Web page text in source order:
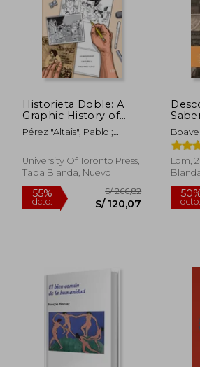
S/ 87,22
Historieta Doble: A
Graphic History of
Participatory Action
Research (en Inglés)
Pérez "Altais", Pablo ;
G., Lina
University Of Toronto Press,
Tapa Blanda, Nuevo
Poder
Lom,